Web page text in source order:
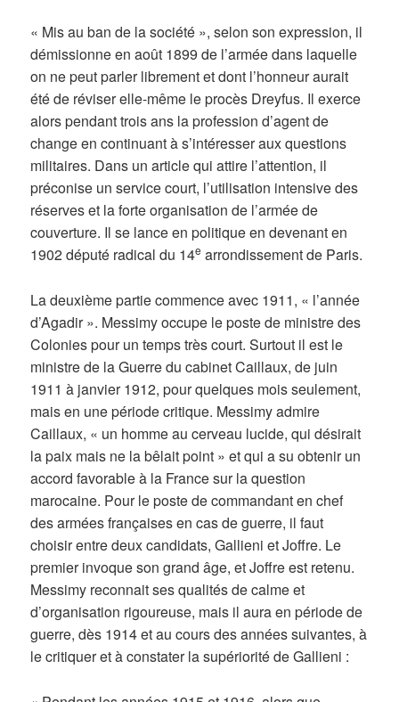
« Mis au ban de la société », selon son expression, il
démissionne en août 1899 de l’armée dans laquelle
on ne peut parler librement et dont l’honneur aurait
été de réviser elle-même le procès Dreyfus. Il exerce
alors pendant trois ans la profession d’agent de
change en continuant à s’intéresser aux questions
militaires. Dans un article qui attire l’attention, il
préconise un service court, l’utilisation intensive des
réserves et la forte organisation de l’armée de
couverture. Il se lance en politique en devenant en
1902 député radical du 14e arrondissement de Paris.
La deuxième partie commence avec 1911, « l’année
d’Agadir ». Messimy occupe le poste de ministre des
Colonies pour un temps très court. Surtout il est le
ministre de la Guerre du cabinet Caillaux, de juin
1911 à janvier 1912, pour quelques mois seulement,
mais en une période critique. Messimy admire
Caillaux, « un homme au cerveau lucide, qui désirait
la paix mais ne la bêlait point » et qui a su obtenir un
accord favorable à la France sur la question
marocaine. Pour le poste de commandant en chef
des armées françaises en cas de guerre, il faut
choisir entre deux candidats, Gallieni et Joffre. Le
premier invoque son grand âge, et Joffre est retenu.
Messimy reconnait ses qualités de calme et
d’organisation rigoureuse, mais il aura en période de
guerre, dès 1914 et au cours des années suivantes, à
le critiquer et à constater la supériorité de Gallieni :